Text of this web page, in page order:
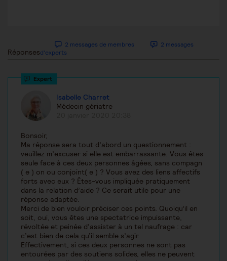
Réponses
2 messages de membres
2 messages
d'experts
Isabelle Charret
Médecin gériatre
Bonsoir,
Ma réponse sera tout d’abord un questionnement :
veuillez m’excuser si elle est embarrassante. Vous êtes
seule face à ces deux personnes âgées, sans compagn
( e ) on ou conjoint( e ) ? Vous avez des liens affectifs
forts avec eux ? Êtes-vous impliquée pratiquement
dans la relation d’aide ? Ce serait utile pour une
réponse adaptée.
Merci de bien vouloir préciser ces points. Quoiqu’il en
soit, oui, vous êtes une spectatrice impuissante,
révoltée et peinée d’assister à un tel naufrage : car
c’est bien de cela qu’il semble s’agir.
Effectivement, si ces deux personnes ne sont pas
entourées par des soutiens solides, elles ne peuvent